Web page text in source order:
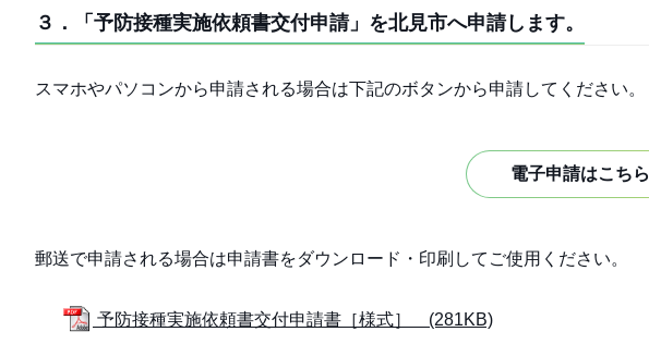
３．「予防接種実施依頼書交付申請」を北見市へ申請します。
スマホやパソコンから申請される場合は下記のボタンから申請してください。
電子申請はこちら
郵送で申請される場合は申請書をダウンロード・印刷してご使用ください。
予防接種実施依頼書交付申請書［様式］ (281KB)